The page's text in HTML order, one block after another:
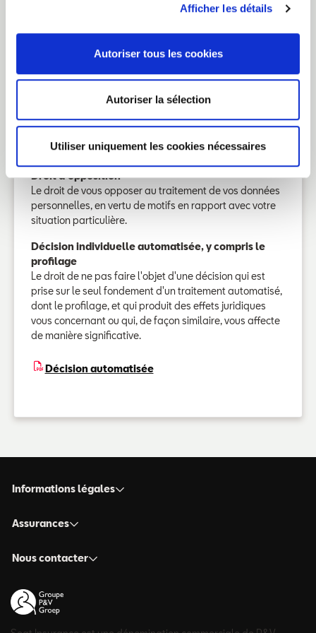
Afficher les détails
Autoriser tous les cookies
Autoriser la sélection
Utiliser uniquement les cookies nécessaires
personnelles qui vous concernent dans les meilleurs
Droit à la limitation du traitement
Le droit d’obtenir vos données personnelles dans un
format structuré, couramment utilisé et lisible par
tiers.
Droit d'opposition
Le droit de vous opposer au traitement de vos données
personnelles, en vertu de motifs en rapport avec votre
situation particulière.
Décision individuelle automatisée, y compris le
profilage
Le droit de ne pas faire l'objet d'une décision qui est
prise sur le seul fondement d'un traitement automatisé,
dont le profilage, et qui produit des effets juridiques
vous concernant ou qui, de façon similaire, vous affecte
de manière significative.
Décision automatisée
Informations légales
Assurances
Nous contacter